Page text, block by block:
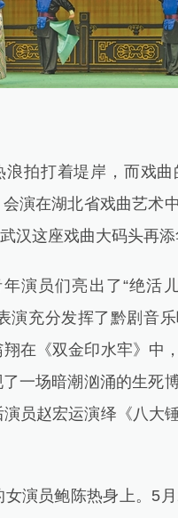
打着堤岸，而戏曲
演在湖北省戏曲艺术
汉这座戏曲大码头再添
员们亮出了“绝活儿
充分发挥了黔剧音
在《双金印水牢》中
一场暗潮汹涌的生死
员赵宏运演绎《八大
员鲍陈热身上。5月